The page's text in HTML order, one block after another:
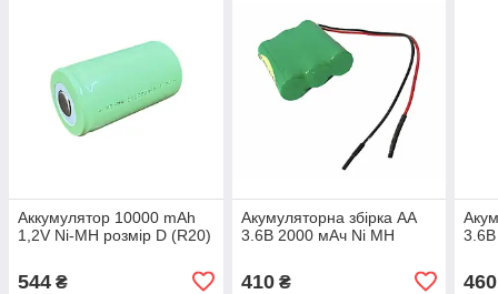
Аккумулятор 10000 mAh
1,2V Ni-MH розмір D (R20)
544 ₴
Акумуляторна збірка AА
3.6В 2000 мАч Ni MH
410₴ 460